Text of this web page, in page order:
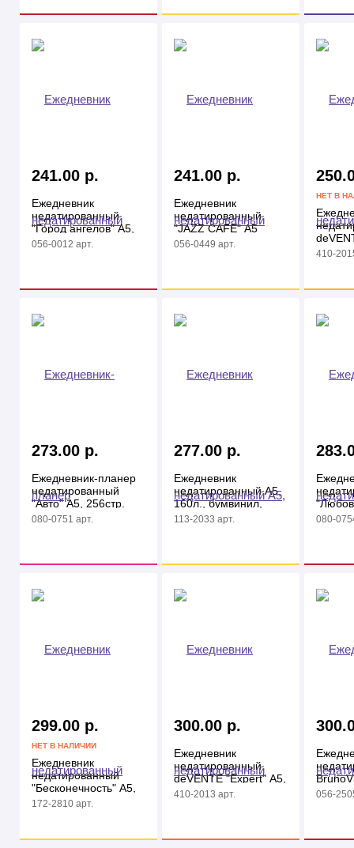
241.00 р.
Ежедневник
недатированный
"Город ангелов" А5,
128л, линия
056-0012 арт.
241.00 р.
Ежедневник
недатированный
"JAZZ CAFE" А5
128л., глянц.кл.
056-0449 арт.
НЕТ В
А5,
410-
273.00 р.
Ежедневник-планер
недатированный
"Авто" А5, 256стр.
7БЦ
080-0751 арт.
277.00 р.
Ежедневник
недатированный А5,
160л., бумвинил,
OfficeSpace, черный
113-2033 арт. 080-
299.00 р.
НЕТ В НАЛИЧИИ
Ежедневник
недатированный
"Бесконечность" А5,
80 л., тв. переплёт
172-2810 арт.
300.00 р.
Ежедневник
недатированный
deVENTE "Expert" А5,
320стр, розовый,
410-2013 арт. 056-